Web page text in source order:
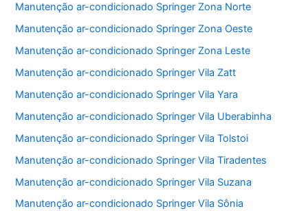
Manutenção ar-condicionado Springer Zona Norte
Manutenção ar-condicionado Springer Zona Oeste
Manutenção ar-condicionado Springer Zona Leste
Manutenção ar-condicionado Springer Vila Zatt
Manutenção ar-condicionado Springer Vila Yara
Manutenção ar-condicionado Springer Vila Uberabinha
Manutenção ar-condicionado Springer Vila Tolstoi
Manutenção ar-condicionado Springer Vila Tiradentes
Manutenção ar-condicionado Springer Vila Suzana
Manutenção ar-condicionado Springer Vila Sônia